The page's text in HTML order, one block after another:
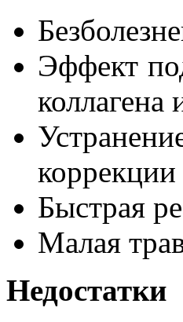
Эффект
коллагена
коррекции
Быстрая
Малая
Недостатки